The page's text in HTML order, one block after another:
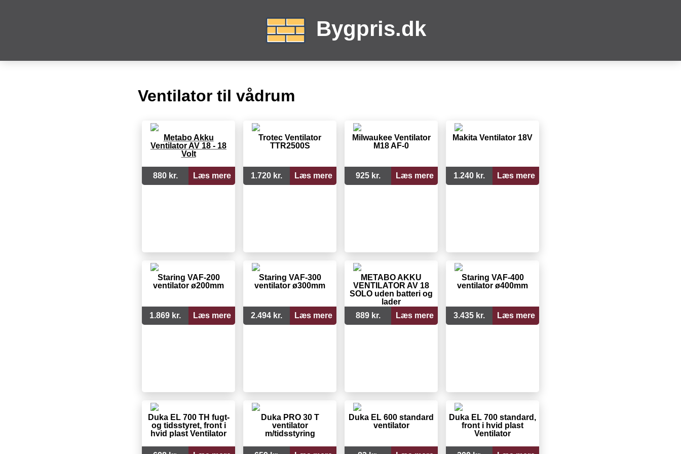
Bygpris.dk
Ventilator til vådrum
Metabo Akku
Ventilator AV 18 - 18
Volt
880 kr. Læs mere
Trotec Ventilator
TTR2500S
1.720 kr. Læs mere
Milwaukee Ventilator
M18 AF-0
925 kr. Læs mere
Makita Ventilator 18V
1.240 kr. Læs mere
Staring VAF-200
ventilator ø200mm
1.869 kr. Læs mere
Staring VAF-300
ventilator ø300mm
2.494 kr. Læs mere
METABO AKKU
VENTILATOR AV 18
SOLO uden batteri og
lader
889 kr.
Læs mere
Staring VAF-400
ventilator ø400mm
3.435 kr. Læs mere
Duka EL 700 TH fugt-
og tidsstyret, front i
hvid plast Ventilator
Duka PRO 30 T
ventilator
m/tidsstyring
Duka EL 600 standard
ventilator
Duka EL 700 standard,
front i hvid plast
Ventilator